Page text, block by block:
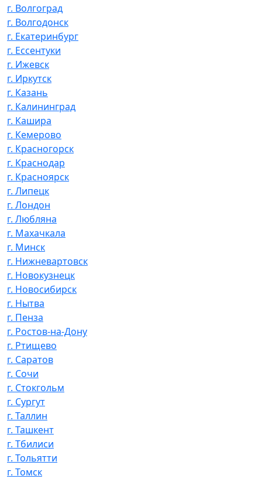
г. Волгоград
г. Волгодонск
г. Екатеринбург
г. Ессентуки
г. Ижевск
г. Иркутск
г. Казань
г. Калининград
г. Кашира
г. Кемерово
г. Красногорск
г. Краснодар
г. Красноярск
г. Липецк
г. Лондон
г. Любляна
г. Махачкала
г. Минск
г. Нижневартовск
г. Новокузнецк
г. Новосибирск
г. Нытва
г. Пенза
г. Ростов-на-Дону
г. Ртищево
г. Саратов
г. Сочи
г. Стокгольм
г. Сургут
г. Таллин
г. Ташкент
г. Тбилиси
г. Тольятти
г. Томск